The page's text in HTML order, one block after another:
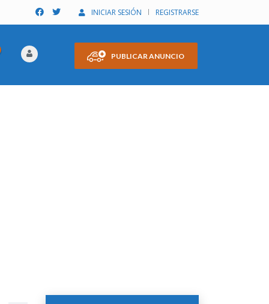
INICIAR SESIÓN REGISTRARSE
PUBLICAR ANUNCIO